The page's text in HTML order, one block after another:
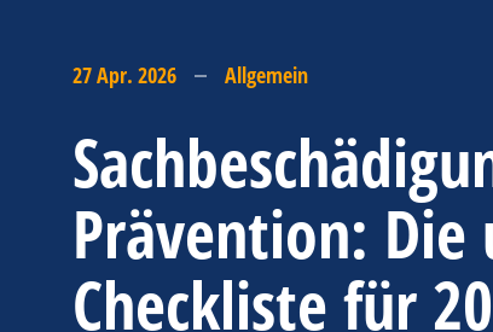
27 Apr. 2026 Allgemein
Prävention:
Checkliste für